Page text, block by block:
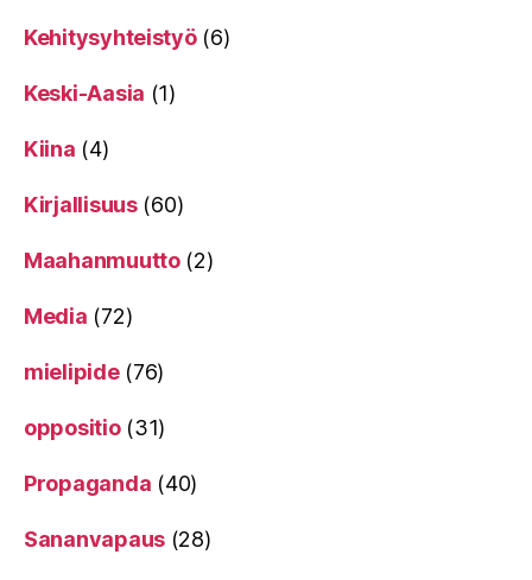
Kehitysyhteistyö(6)
Keski-Aasia (1)
Kiina (4)
Kirjallisuus(60)
Maahanmuutto(2)
Media (72)
mielipide(76)
oppositio(31)
Propaganda (40)
Sananvapaus (28)